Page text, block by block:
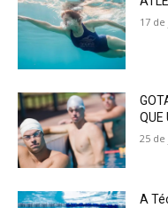
17
QUE
25
A